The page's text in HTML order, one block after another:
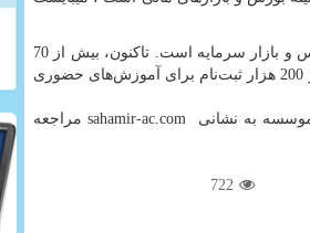
یکی از زمینه‌‌هایی که در آموزش‌های تخصصی سهامیر به طور گسترده به آن پرداخته شده، حوزه بورس و بازار سرمایه است. تاکنون، بیش از 70
عنوان آموزشی در زمینه بورس، تحلیل تکنیکال و بازار سهام، در مجموعه عالی سهامیر ارائه و بیش از 200 هزار ثبت‌نام برای آموزش‌های حضوری
موسسه به نشانی
sahamir-ac.comمراجعه
722